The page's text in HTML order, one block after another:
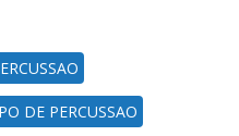
DE PERCUSSAO